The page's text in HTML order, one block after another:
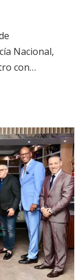
Nacional,
con…